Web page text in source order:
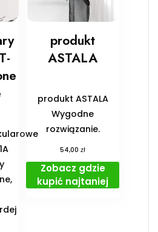
produkt
ASTALA
produkt ASTALA
Wygodne
rozwiązanie.
54,00zł
Zobacz gdzie
kupić najtaniej